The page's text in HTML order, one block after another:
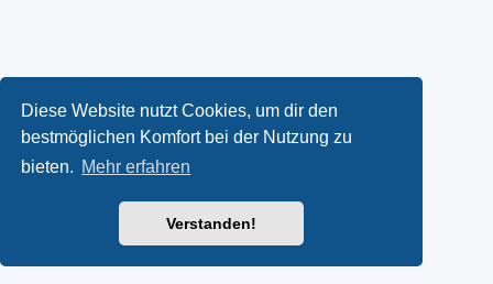
Diese Website nutzt Cookies, um dir den
bestmöglichen Komfort bei der Nutzung zu
bieten. Mehr erfahren
Verstanden!